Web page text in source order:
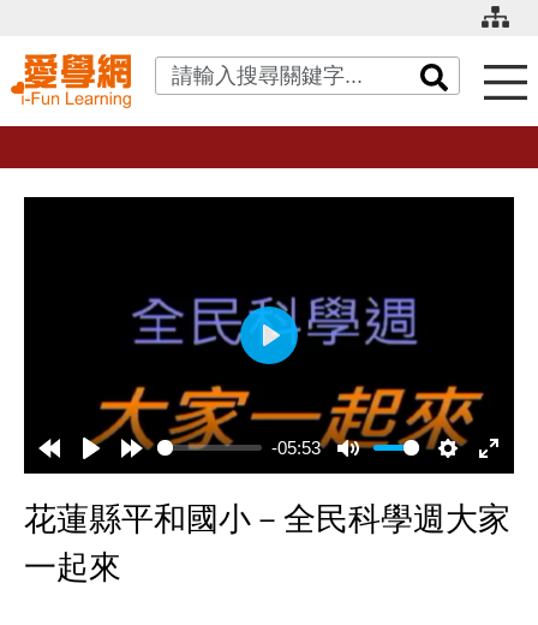
關鍵字搜尋
-05:53
播
放
花蓮縣平和國小－全民科學週大家
一起來